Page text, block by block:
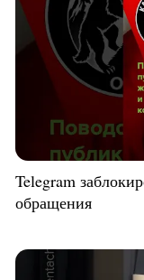
Telegram
обращения